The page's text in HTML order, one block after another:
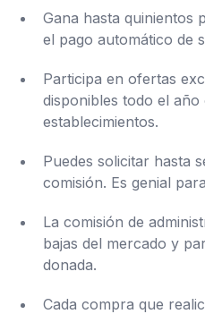
Gana hasta quinientos
el pago automático de
Participa en ofertas
disponibles todo el año
establecimientos.
Puedes solicitar hasta
comisión. Es genial
La comisión de
bajas del mercado y
donada.
Cada compra que